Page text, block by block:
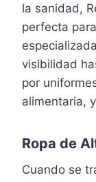
la sanidad,
perfecta
visibilidad
por
alimentaria,
Ropa de
Cuando se